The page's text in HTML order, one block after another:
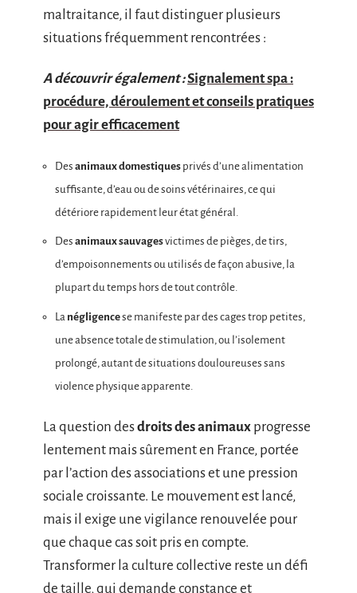
maltraitance, il faut distinguer plusieurs
situations fréquemment rencontrées :
A découvrir également :Signalement spa :
procédure, déroulement et conseils pratiques
pour agir efficacement
Des animaux domestiques privés d’une alimentation
suffisante, d’eau ou de soins vétérinaires, ce qui
détériore rapidement leur état général.
Des animaux sauvagesvictimes de pièges, de tirs,
d’empoisonnements ou utilisés de façon abusive, la
plupart du temps hors de tout contrôle.
La négligencese manifeste par des cages trop petites,
une absence totale de stimulation, ou l’isolement
prolongé, autant de situations douloureuses sans
violence physique apparente.
La question desdroits des animaux progresse
lentement mais sûrement en France, portée
par l’action des associations et une pression
sociale croissante. Le mouvement est lancé,
mais il exige une vigilance renouvelée pour
que chaque cas soit pris en compte.
Transformer la culture collective reste un défi
de taille, qui demande constance et